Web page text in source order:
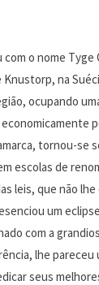
o nome
na
ocupando
tornou-se
escolas de
leis, que não
um
com a
lhe pareceu
seus